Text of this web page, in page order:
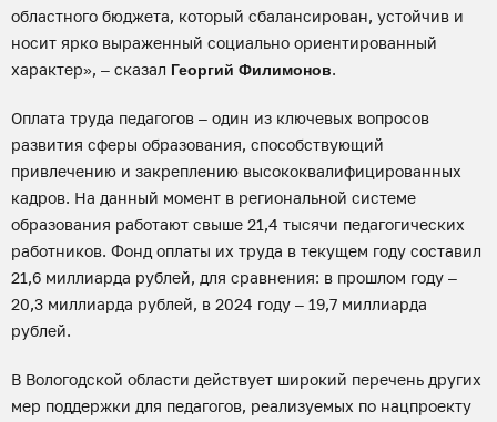
областного бюджета, который сбалансирован, устойчив и
носит ярко выраженный социально ориентированный
характер», – сказал Георгий Филимонов.
Оплата труда педагогов – один из ключевых вопросов
развития сферы образования, способствующий
привлечению и закреплению высококвалифицированных
кадров. На данный момент в региональной системе
образования работают свыше 21,4 тысячи педагогических
работников. Фонд оплаты их труда в текущем году составил
21,6 миллиарда рублей, для сравнения: в прошлом году –
20,3 миллиарда рублей, в 2024 году – 19,7 миллиарда
рублей.
В Вологодской области действует широкий перечень других
мер поддержки для педагогов, реализуемых по нацпроекту